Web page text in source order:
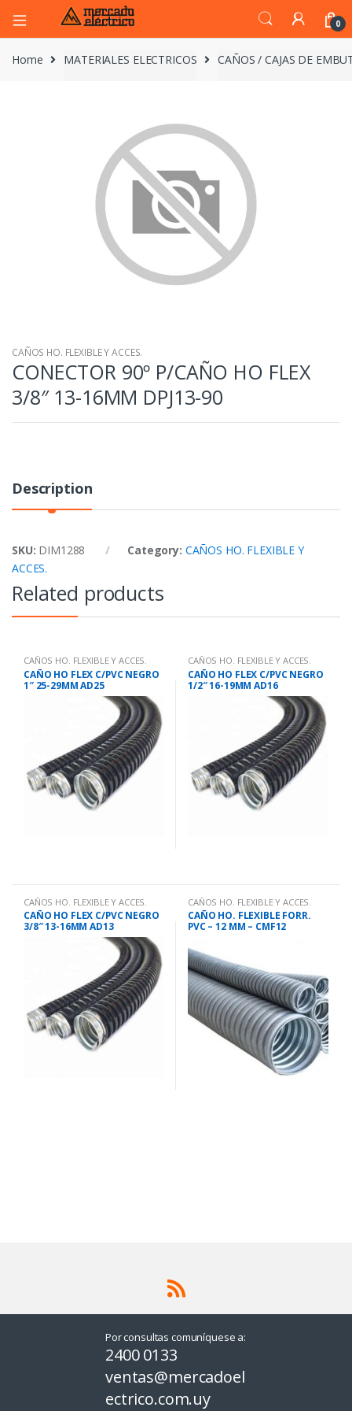
0
Home MATERIALES ELECTRICOS CAÑOS / CAJAS DE
CAÑOS HO. FLEXIBLE Y ACCES.
CONECTOR 90º P/CAÑO HO FLEX
3/8″ 13-16MM DPJ13-90
Description
SKU: DIM1288 Category: CAÑOS HO. FLEXIBLE Y
ACCES.
Related products
CAÑOS HO. FLEXIBLE Y ACCES.
CAÑO HO FLEX C/PVC NEGRO
1″ 25-29MM AD25
CAÑOS HO. FLEXIBLE Y ACCES.
CAÑO HO FLEX C/PVC NEGRO
1/2″ 16-19MM AD16
CAÑOS HO. FLEXIBLE Y ACCES.
CAÑO HO FLEX C/PVC NEGRO
3/8″ 13-16MM AD13
CAÑOS HO. FLEXIBLE Y ACCES.
CAÑO HO. FLEXIBLE FORR.
PVC – 12 MM – CMF12
Por consultas comuníquese a:
2400 0133
ventas@mercadoel
ectrico.com.uy